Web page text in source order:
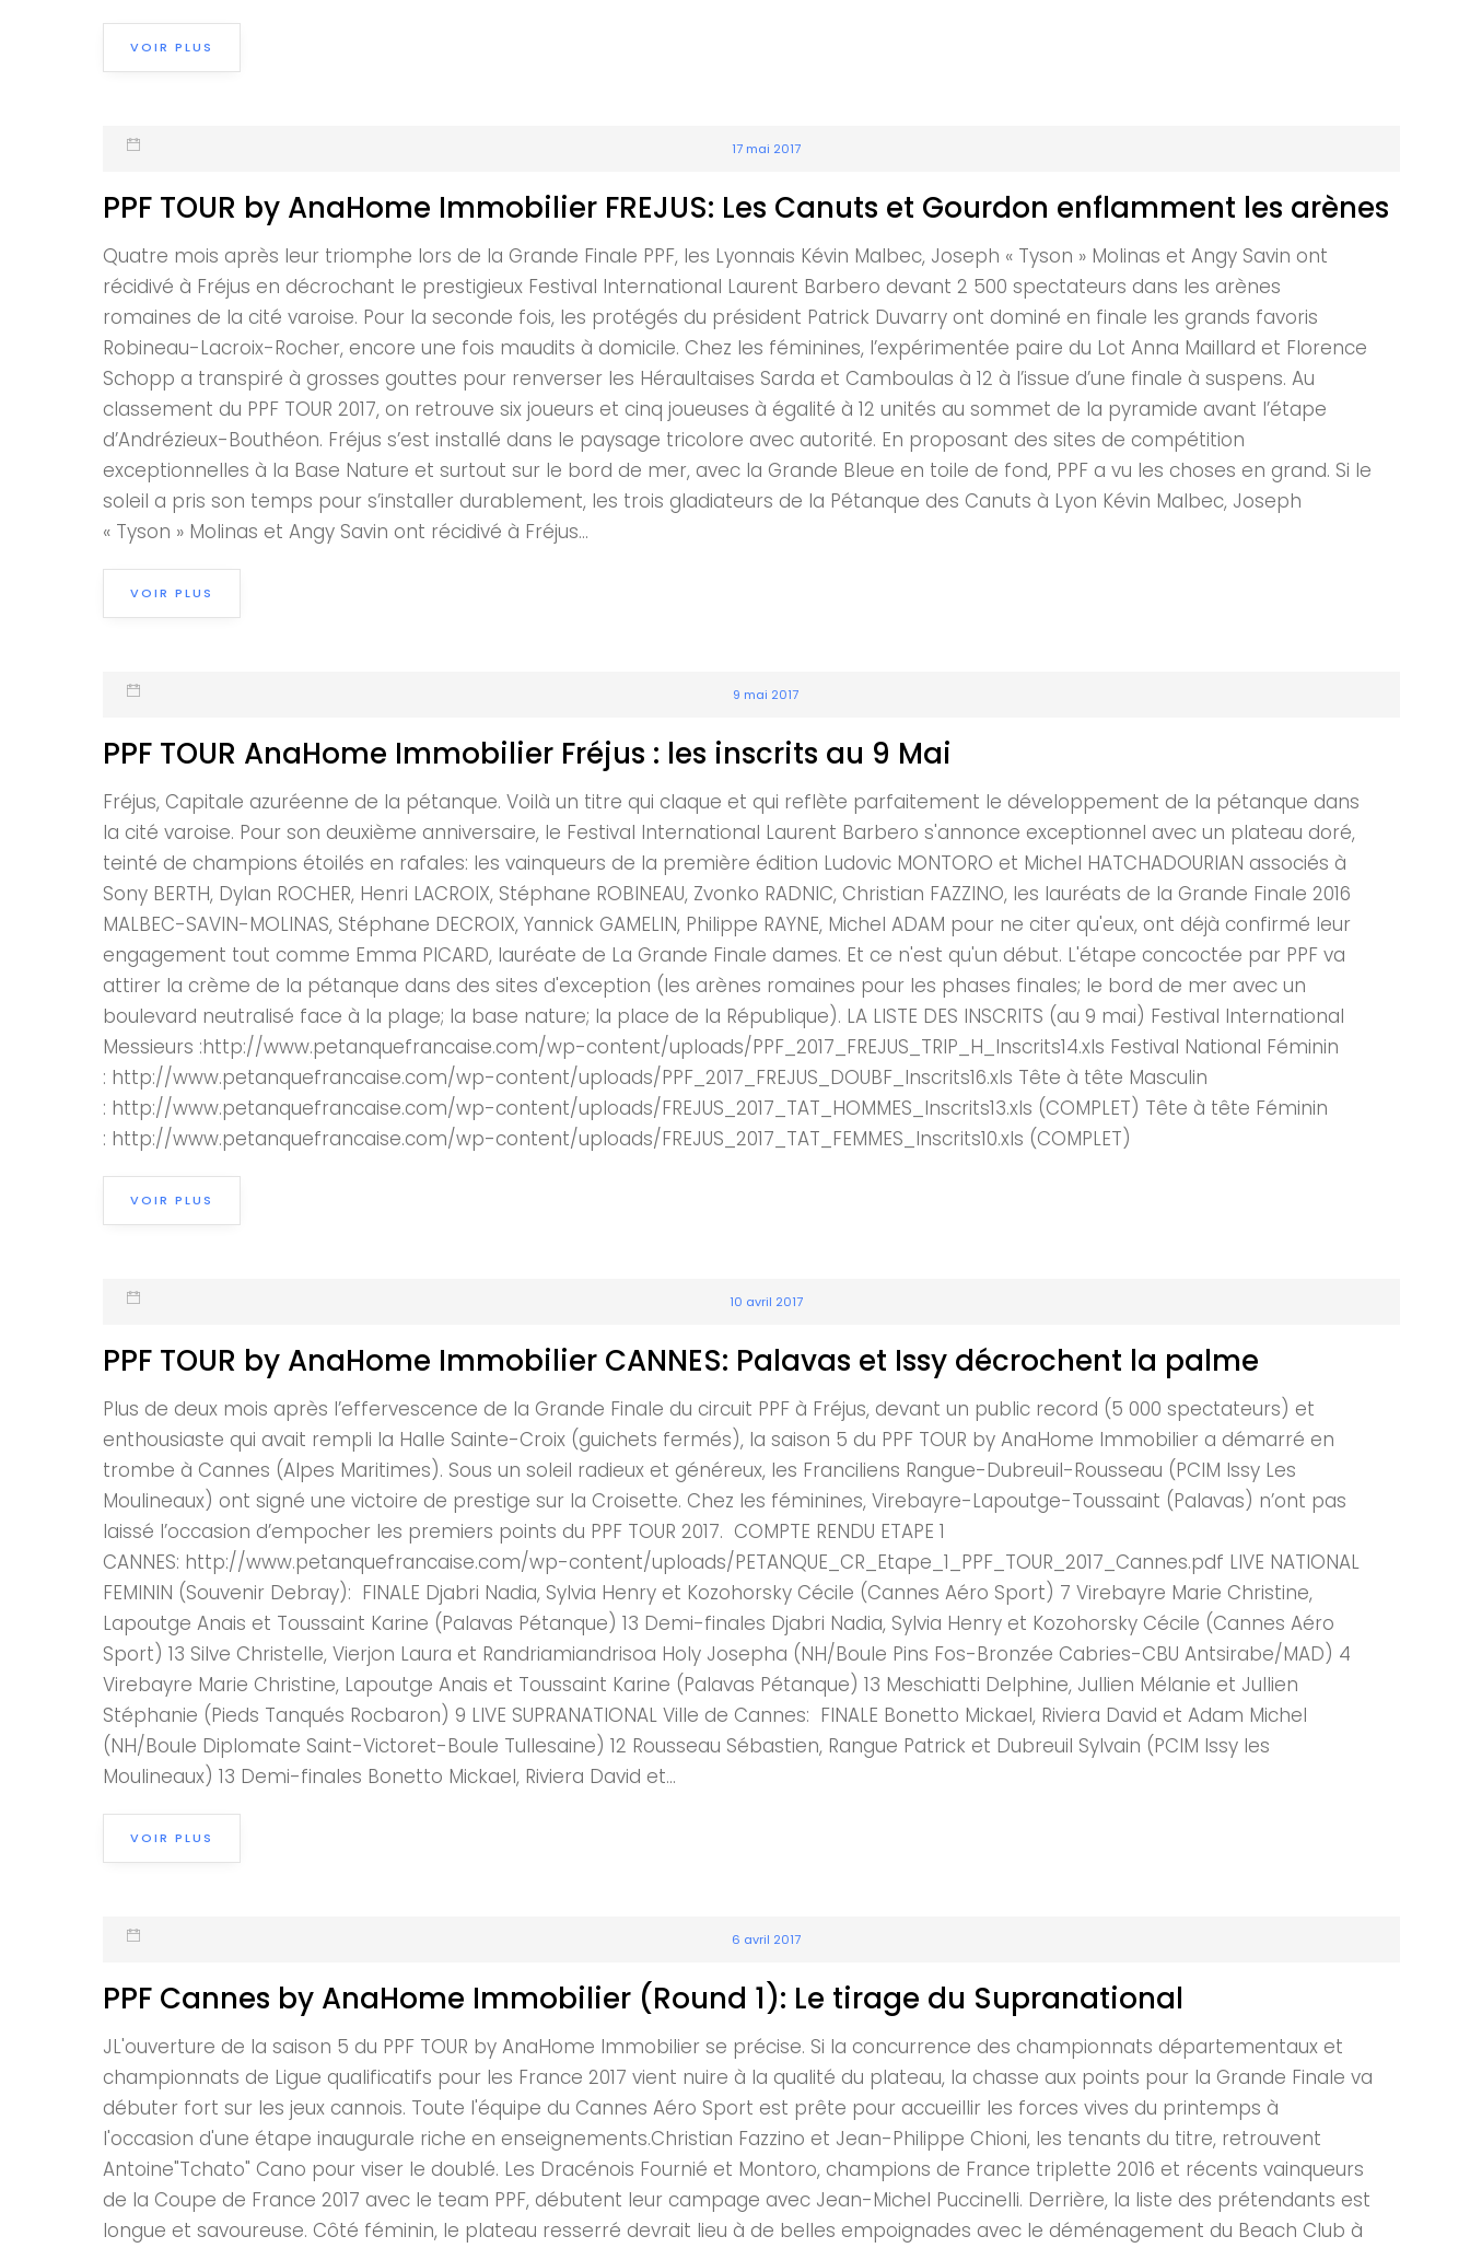
VOIR PLUS
17 mai 2017
PPF TOUR by AnaHome Immobilier FREJUS: Les Canuts et Gourdon enflamment les arènes
Quatre mois après leur triomphe lors de la Grande Finale PPF, les Lyonnais Kévin Malbec, Joseph « Tyson » Molinas et Angy Savin ont
récidivé à Fréjus en décrochant le prestigieux Festival International Laurent Barbero devant 2 500 spectateurs dans les arènes
romaines de la cité varoise. Pour la seconde fois, les protégés du président Patrick Duvarry ont dominé en finale les grands favoris
Robineau-Lacroix-Rocher, encore une fois maudits à domicile. Chez les féminines, l’expérimentée paire du Lot Anna Maillard et Florence
Schopp a transpiré à grosses gouttes pour renverser les Héraultaises Sarda et Camboulas à 12 à l’issue d’une finale à suspens. Au
classement du PPF TOUR 2017, on retrouve six joueurs et cinq joueuses à égalité à 12 unités au sommet de la pyramide avant l’étape
d’Andrézieux-Bouthéon. Fréjus s’est installé dans le paysage tricolore avec autorité. En proposant des sites de compétition
exceptionnelles à la Base Nature et surtout sur le bord de mer, avec la Grande Bleue en toile de fond, PPF a vu les choses en grand. Si le
soleil a pris son temps pour s’installer durablement, les trois gladiateurs de la Pétanque des Canuts à Lyon Kévin Malbec, Joseph
« Tyson » Molinas et Angy Savin ont récidivé à Fréjus...
VOIR PLUS
9 mai 2017
PPF TOUR AnaHome Immobilier Fréjus : les inscrits au 9 Mai
Fréjus, Capitale azuréenne de la pétanque. Voilà un titre qui claque et qui reflète parfaitement le développement de la pétanque dans
la cité varoise. Pour son deuxième anniversaire, le Festival International Laurent Barbero s'annonce exceptionnel avec un plateau doré,
teinté de champions étoilés en rafales: les vainqueurs de la première édition Ludovic MONTORO et Michel HATCHADOURIAN associés à
Sony BERTH, Dylan ROCHER, Henri LACROIX, Stéphane ROBINEAU, Zvonko RADNIC, Christian FAZZINO, les lauréats de la Grande Finale 2016
MALBEC-SAVIN-MOLINAS, Stéphane DECROIX, Yannick GAMELIN, Philippe RAYNE, Michel ADAM pour ne citer qu'eux, ont déjà confirmé leur
engagement tout comme Emma PICARD, lauréate de La Grande Finale dames. Et ce n'est qu'un début. L'étape concoctée par PPF va
attirer la crème de la pétanque dans des sites d'exception (les arènes romaines pour les phases finales; le bord de mer avec un
boulevard neutralisé face à la plage; la base nature; la place de la République). LA LISTE DES INSCRITS (au 9 mai) Festival International
Messieurs :http://www.petanquefrancaise.com/wp-content/uploads/PPF_2017_FREJUS_TRIP_H_Inscrits14.xls Festival National Féminin
: http://www.petanquefrancaise.com/wp-content/uploads/PPF_2017_FREJUS_DOUBF_Inscrits16.xls Tête à tête Masculin
: http://www.petanquefrancaise.com/wp-content/uploads/FREJUS_2017_TAT_HOMMES_Inscrits13.xls (COMPLET) Tête à tête Féminin
: http://www.petanquefrancaise.com/wp-content/uploads/FREJUS_2017_TAT_FEMMES_Inscrits10.xls (COMPLET)
VOIR PLUS
10 avril 2017
PPF TOUR by AnaHome Immobilier CANNES: Palavas et Issy décrochent la palme
Plus de deux mois après l’effervescence de la Grande Finale du circuit PPF à Fréjus, devant un public record (5 000 spectateurs) et
enthousiaste qui avait rempli la Halle Sainte-Croix (guichets fermés), la saison 5 du PPF TOUR by AnaHome Immobilier a démarré en
trombe à Cannes (Alpes Maritimes). Sous un soleil radieux et généreux, les Franciliens Rangue-Dubreuil-Rousseau (PCIM Issy Les
Moulineaux) ont signé une victoire de prestige sur la Croisette. Chez les féminines, Virebayre-Lapoutge-Toussaint (Palavas) n’ont pas
laissé l’occasion d’empocher les premiers points du PPF TOUR 2017. COMPTE RENDU ETAPE 1
CANNES: http://www.petanquefrancaise.com/wp-content/uploads/PETANQUE_CR_Etape_1_PPF_TOUR_2017_Cannes.pdf LIVE NATIONAL
FEMININ (Souvenir Debray): FINALE Djabri Nadia, Sylvia Henry et Kozohorsky Cécile (Cannes Aéro Sport) 7 Virebayre Marie Christine,
Lapoutge Anais et Toussaint Karine (Palavas Pétanque) 13 Demi-finales Djabri Nadia, Sylvia Henry et Kozohorsky Cécile (Cannes Aéro
Sport) 13 Silve Christelle, Vierjon Laura et Randriamiandrisoa Holy Josepha (NH/Boule Pins Fos-Bronzée Cabries-CBU Antsirabe/MAD) 4
Virebayre Marie Christine, Lapoutge Anais et Toussaint Karine (Palavas Pétanque) 13 Meschiatti Delphine, Jullien Mélanie et Jullien
Stéphanie (Pieds Tanqués Rocbaron) 9 LIVE SUPRANATIONAL Ville de Cannes: FINALE Bonetto Mickael, Riviera David et Adam Michel
(NH/Boule Diplomate Saint-Victoret-Boule Tullesaine) 12 Rousseau Sébastien, Rangue Patrick et Dubreuil Sylvain (PCIM Issy les
Moulineaux) 13 Demi-finales Bonetto Mickael, Riviera David et...
VOIR PLUS
6 avril 2017
PPF Cannes by AnaHome Immobilier (Round 1): Le tirage du Supranational
JL'ouverture de la saison 5 du PPF TOUR by AnaHome Immobilier se précise. Si la concurrence des championnats départementaux et
championnats de Ligue qualificatifs pour les France 2017 vient nuire à la qualité du plateau, la chasse aux points pour la Grande Finale va
débuter fort sur les jeux cannois. Toute l'équipe du Cannes Aéro Sport est prête pour accueillir les forces vives du printemps à
l'occasion d'une étape inaugurale riche en enseignements.Christian Fazzino et Jean-Philippe Chioni, les tenants du titre, retrouvent
Antoine"Tchato" Cano pour viser le doublé. Les Dracénois Fournié et Montoro, champions de France triplette 2016 et récents vainqueurs
de la Coupe de France 2017 avec le team PPF, débutent leur campage avec Jean-Michel Puccinelli. Derrière, la liste des prétendants est
longue et savoureuse. Côté féminin, le plateau resserré devrait lieu à de belles empoignades avec le déménagement du Beach Club à